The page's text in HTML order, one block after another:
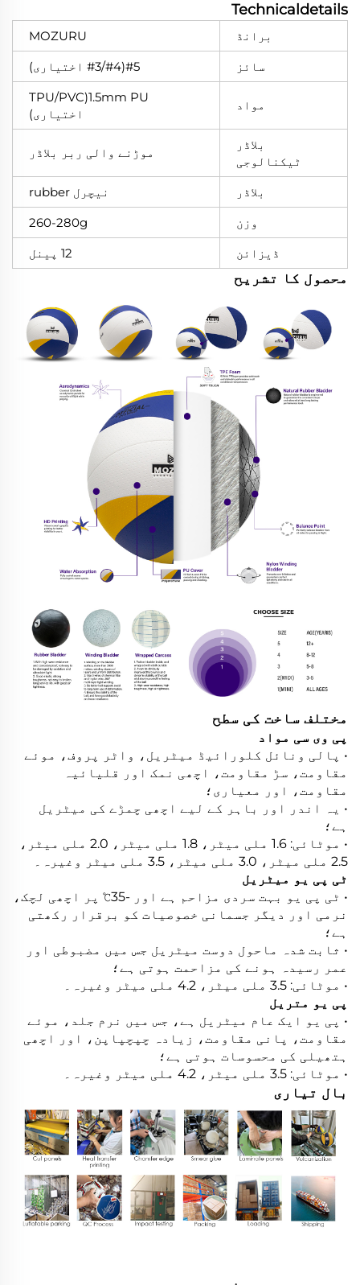
Technicaldetails
برانڈ
MOZURU
سائز
#5(#4/#3 اختیاری)
مواد
1.5mm PU(TPU/PVC
اختیاری)
بلاڈر
ٹیکنالوجی
موڑنے والی ربر بلاڈر
بلاڈر
نیچرل rubber
وزن
260-280g
ڈیزائن
12 پینل
محصول کا تشریح
مختلف ساخت کی سطح
پی وی سی مواد
• پالی ونائل کلورائیڈ میٹریل، واٹر پروف، موئے
مقاومت، سڑ مقاومت، اچھی نمک اور قلیائیہ
مقاومت، اور معیاری؛
• یہ اندر اور باہر کے لیے اچھی چمڑے کی میٹریل
ہے؛
• موٹائی: 1.6 ملی میٹر، 1.8 ملی میٹر، 2.0 ملی میٹر،
2.5 ملی میٹر، 3.0 ملی میٹر، 3.5 ملی میٹر وغیرہ۔
ٹی پی یو میٹریل
• ٹی پی یو بہت سردی مزاحم ہے اور -35℃ پر اچھی لچک،
نرمی اور دیگر جسمانی خصوصیات کو برقرار رکھتی
ہے؛
• ثابت شدہ ماحول دوست میٹریل جس میں مضبوطی اور
عمر رسیدہ ہونے کی مزاحمت ہوتی ہے؛
• موٹائی: 3.5 ملی میٹر، 4.2 ملی میٹر وغیرہ۔
پی یو متریل
• پی یو ایک عام میٹریل ہے، جس میں نرم جلد، موئے
مقاومت، پانی مقاومت، زیادہ چپچپاپن، اور اچھی
ہتھیلی کی محسوسات ہوتی ہے؛
• موٹائی: 3.5 ملی میٹر، 4.2 ملی میٹر وغیرہ۔
بال تیاری